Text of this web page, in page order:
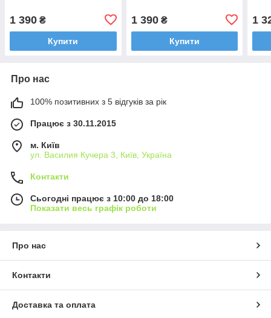
1 390 ₴
Купити
1 390₴
Купити
1
Про нас
100% позитивних з 5 відгуків за рік
Працює з 30.11.2015
м. Київ
ул. Василия Кучера 3, Київ, Україна
Контакти
Сьогодні працює з 10:00 до 18:00
Показати весь графік роботи
Про нас
Контакти
Доставка та оплата